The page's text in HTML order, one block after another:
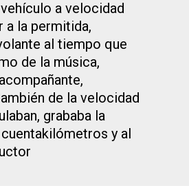
a velocidad
a la permitida,
al tiempo que
de la música,
de la velocidad
grababa la
y al